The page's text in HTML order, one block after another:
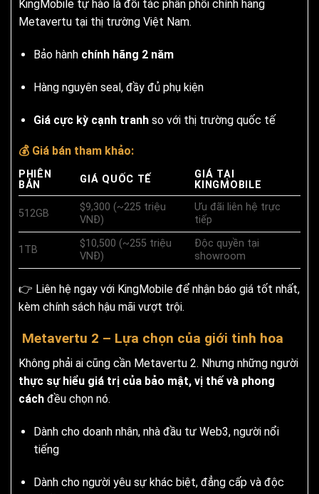
KingMobile tự hào là đối tác phân phối chính hãng
Metavertu tại thị trường Việt Nam.
Bảo hành chính hãng 2 năm
Hàng nguyên seal, đầy đủ phụ kiện
Giá cực kỳ cạnh tranhso với thị trường quốc tế
💰 Giá bán tham khảo:
PHIÊN
BẢN
GIÁ QUỐC TẾ
GIÁ TẠI
KINGMOBILE
512GB
$9,300 (~225 triệu
VNĐ)
Ưu đãi liên hệ trực
tiếp
1TB
$10,500 (~255 triệu
VNĐ)
Độc quyền tại
showroom
👉 Liên hệ ngay với KingMobile để nhận báo giá tốt nhất,
kèm chính sách hậu mãi vượt trội.
Metavertu 2 – Lựa chọn của giới tinh hoa
Không phải ai cũng cần Metavertu 2. Nhưng những người
thực sự hiểu giá trị của bảo mật, vị thế và phong
cách đều chọn nó.
Dành cho doanh nhân, nhà đầu tư Web3, người nổi
tiếng
Dành cho người yêu sự khác biệt, đẳng cấp và độc